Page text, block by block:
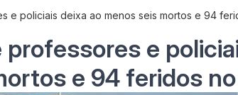
e policiais deixa ao menos seis mortos e 94
e
e 94 feridos